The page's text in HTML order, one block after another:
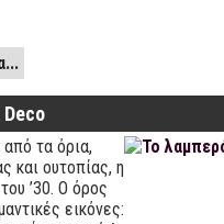
τα όρια,
και ουτοπίας, η
’30. Ο όρος
εικόνες: